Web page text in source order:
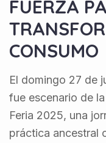
FUERZA
CONSUMO
El domingo 27 de
fue escenario de
Feria 2025, una
práctica ancestral